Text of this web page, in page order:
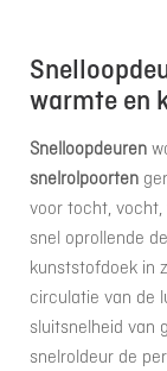
warmte en
Snelloopdeuren
snelrolpoorten
voor tocht, vocht,
snel oprollende
kunststofdoek in
circulatie van de
sluitsnelheid van
snelroldeur de